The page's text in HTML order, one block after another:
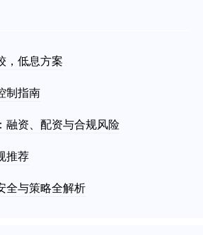
，低息方案
制指南
融资、配资与合规风险
推荐
全与策略全解析